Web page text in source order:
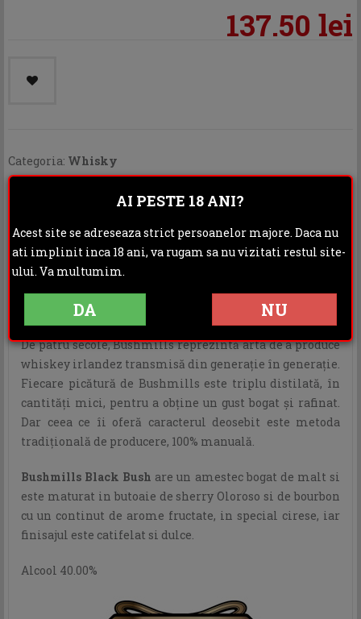
137.50 lei
Categoria: Whisky
Rating:
DESCRIERE
OPINII (1)
De patru secole, Bushmills reprezintă arta de a produce
whiskey irlandez transmisă din generaţie în generaţie.
Fiecare picătură de Bushmills este triplu distilată, în
cantităţi mici, pentru a obţine un gust bogat şi rafinat.
Dar ceea ce îi oferă caracterul deosebit este metoda
tradiţională de producere, 100% manuală.
Bushmills Black Bush are un amestec bogat de malt si
este maturat in butoaie de sherry Oloroso si de bourbon
cu un continut de arome fructate, in special cirese, iar
finisajul este catifelat si dulce.
Alcool 40.00%
AI PESTE 18 ANI?
Acest site se adreseaza strict persoanelor majore. Daca nu
ati implinit inca 18 ani, va rugam sa nu vizitati restul site-
ului. Va multumim.
DA NU